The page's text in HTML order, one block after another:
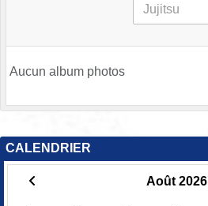
Aucun album photos
CALENDRIER
Août 2026